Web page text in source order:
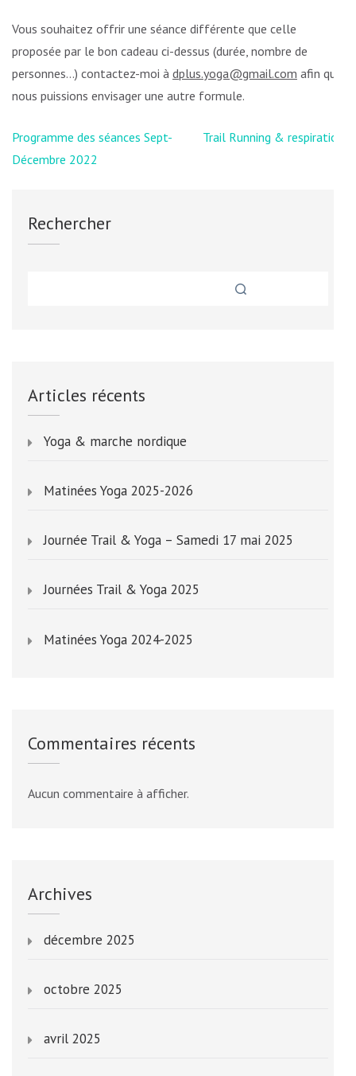
Vous souhaitez offrir une séance différente que celle
proposée par le bon cadeau ci-dessus (durée, nombre de
personnes…) contactez-moi à dplus.yoga@gmail.com afin que
nous puissions envisager une autre formule.
Navigation
de
Programme des séances Sept-
Décembre 2022
Trail Running & respiration
Rechercher
Articles récents
Yoga & marche nordique
Matinées Yoga 2025-2026
Journée Trail & Yoga – Samedi 17 mai 2025
Journées Trail & Yoga 2025
Matinées Yoga 2024-2025
Commentaires récents
Aucun commentaire à afficher.
Archives
décembre 2025
octobre 2025
avril 2025